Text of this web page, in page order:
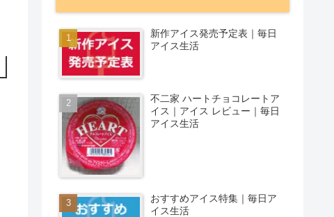
新作アイス発売予定表｜毎日
アイス生活
不二家 ハートチョコレートア
イス｜アイス レビュー｜毎日
アイス生活
おすすめアイス特集｜毎日ア
イス生活